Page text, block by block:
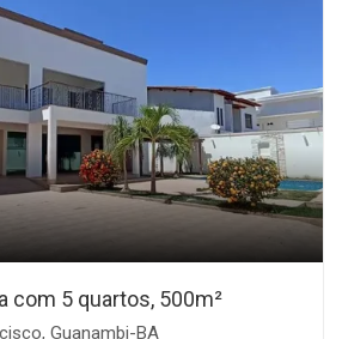
com 5 quartos, 500m²
Guanambi-BA